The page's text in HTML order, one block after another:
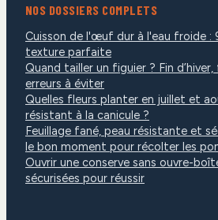
NOS DOSSIERS COMPLETS
Cuisson de l'œuf dur à l'eau froide :
texture parfaite
Quand tailler un figuier ? Fin
erreurs à éviter
Quelles fleurs planter en juillet et
résistant à la canicule ?
Feuillage fané, peau résistante et
le bon moment pour récolter les
Ouvrir une conserve sans ouvre-
sécurisées pour réussir